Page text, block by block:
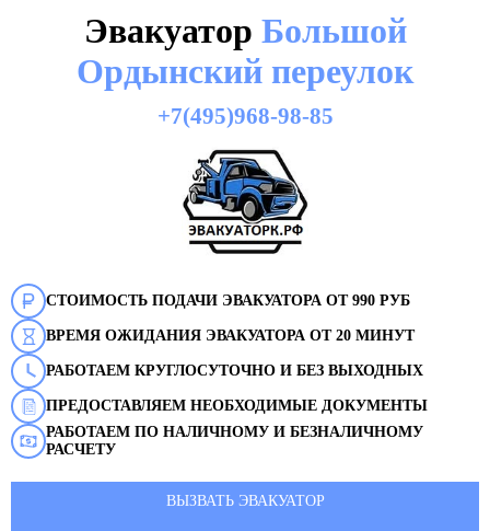
Эвакуатор Большой
Ордынский переулок
+7(495)968-98-85
СТОИМОСТЬ ПОДАЧИ ЭВАКУАТОРА ОТ 990 РУБ
ВРЕМЯ ОЖИДАНИЯ ЭВАКУАТОРА ОТ 20 МИНУТ
РАБОТАЕМ КРУГЛОСУТОЧНО И БЕЗ ВЫХОДНЫХ
ПРЕДОСТАВЛЯЕМ НЕОБХОДИМЫЕ ДОКУМЕНТЫ
РАБОТАЕМ ПО НАЛИЧНОМУ И БЕЗНАЛИЧНОМУ
РАСЧЕТУ
ВЫЗВАТЬ ЭВАКУАТОР